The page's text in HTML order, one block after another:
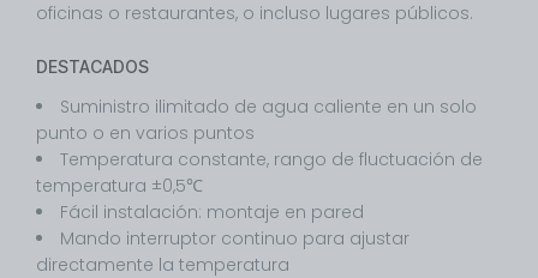
oficinas o restaurantes, o incluso lugares públicos.
DESTACADOS
Suministro ilimitado de agua caliente en un solo
punto o en varios puntos
Temperatura constante, rango de fluctuación de
temperatura ±0,5℃
Fácil instalación: montaje en pared
Mando interruptor continuo para ajustar
directamente la temperatura